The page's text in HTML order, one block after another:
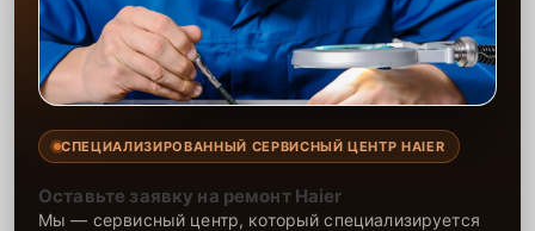
СПЕЦИАЛИЗИРОВАННЫЙ СЕРВИСНЫЙ ЦЕНТР HAIER
Оставьте заявку на ремонт Haier
Мы — сервисный центр, который специализируется